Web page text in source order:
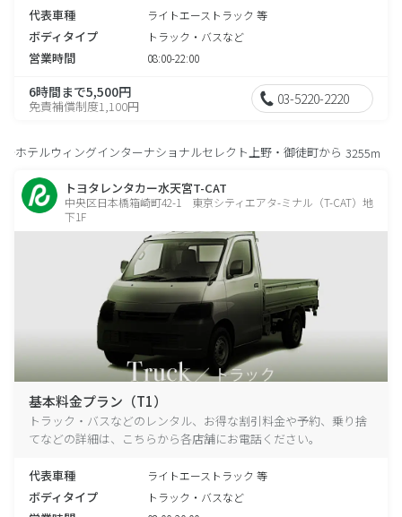
代表車種 ライトエーストラック 等
ボディタイプ トラック・バスなど
営業時間 08:00-22:00
6時間まで5,500円
免責補償制度1,100円 03-5220-2220
ホテルウィングインターナショナルセレクト上野・御徒町から 3255m
トヨタレンタカー水天宮T-CAT
中央区日本橋箱崎町42-1 東京シティエアタ-ミナル（T-CAT）地
下1F
基本料金プラン（T1）
トラック・バスなどのレンタル、お得な割引料金や予約、乗り捨
てなどの詳細は、こちらから各店舗にお電話ください。
代表車種 ライトエーストラック 等
ボディタイプ トラック・バスなど